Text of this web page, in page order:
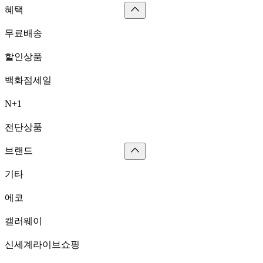
혜택
무료배송
할인상품
백화점세일
N+1
전단상품
브랜드
기타
에코
캘러웨이
신세계라이브쇼핑